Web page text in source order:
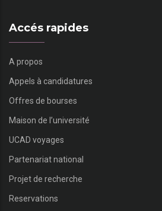
Accés rapides
A propos
Appels à candidatures
Offres de bourses
Maison de l’université
UCAD voyages
Partenariat national
Projet de recherche
Reservations